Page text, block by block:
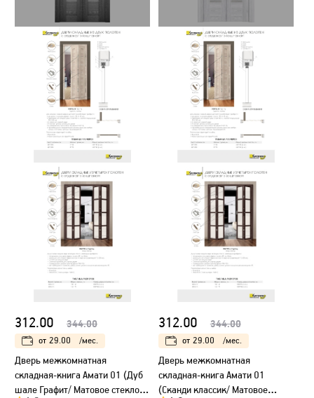
312.00 344.00
от 29.00 /мес.
Дверь межкомнатная
складная-книга Амати 01 (Дуб
шале Графит/ Матовое стекло)
312.00 344.00
от 29.00 /мес.
Дверь межкомнатная
складная-книга Амати 01
(Сканди классик/ Матовое